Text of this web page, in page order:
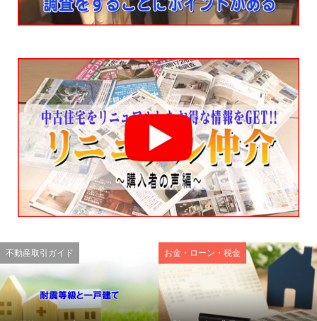
不動産取引ガイド お金・ローン・税金